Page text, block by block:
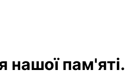
нашої пам'яті.